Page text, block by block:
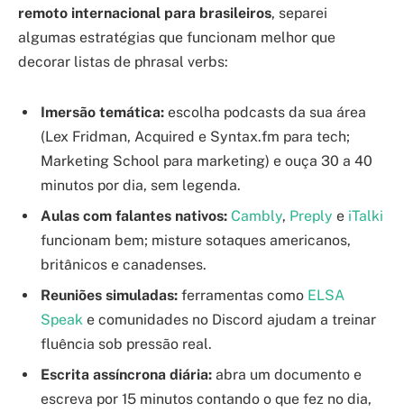
remoto internacional para brasileiros, separei
algumas estratégias que funcionam melhor que
decorar listas de phrasal verbs:
Imersão temática: escolha podcasts da sua área
(Lex Fridman, Acquired e Syntax.fm para tech;
Marketing School para marketing) e ouça 30 a 40
minutos por dia, sem legenda.
Aulas com falantes nativos: Cambly, Preply e iTalki
funcionam bem; misture sotaques americanos,
britânicos e canadenses.
Reuniões simuladas: ferramentas como ELSA
Speak e comunidades no Discord ajudam a treinar
fluência sob pressão real.
Escrita assíncrona diária: abra um documento e
escreva por 15 minutos contando o que fez no dia,